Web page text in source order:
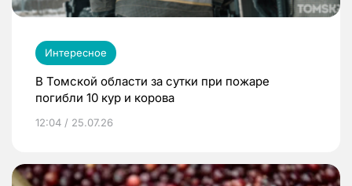
Интересное
В Томской области за сутки при пожаре
погибли 10 кур и корова
12:04 / 25.07.26